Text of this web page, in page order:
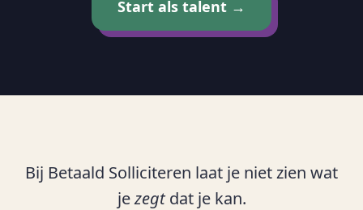
Start als talent →
Bij Betaald Solliciteren laat je niet zien wat
jezegtdat je kan.